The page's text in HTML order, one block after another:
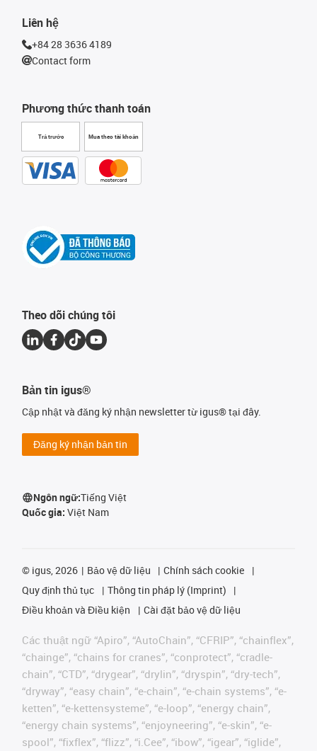
Phương thức thanh toán
Trả trước Mua theo tài khoản
Liên hệ
+84 28 3636 4189
Contact form
Theo dõi chúng tôi
Bản tin igus®
Cập nhật và đăng ký nhận newsletter từ igus® tại đây.
Đăng ký nhận bản tin
Ngôn ngữ:Tiếng Việt
Quốc gia: Việt Nam
© igus, 2026 Bảo vệ dữ liệu
Chính sách cookie
Quy định thủ tục
Thông tin pháp lý (Imprint)
Điều khoản và Điều kiện
Cài đặt bảo vệ dữ liệu
Các thuật ngữ “Apiro”, “AutoChain”, “CFRIP”, “chainflex”,
“chainge”, “chains for cranes”, “conprotect”, “cradle-
chain”, “CTD”, “drygear”, “drylin”, “dryspin”, “dry-tech”,
“dryway”, “easy chain”, “e-chain”, “e-chain systems”, “e-
ketten”, “e-kettensysteme”, “e-loop”, “energy chain”,
“energy chain systems”, “enjoyneering”, “e-skin”, “e-
spool”, “fixflex”, “flizz”, “i.Cee”, “ibow”, “igear”, “iglide”,